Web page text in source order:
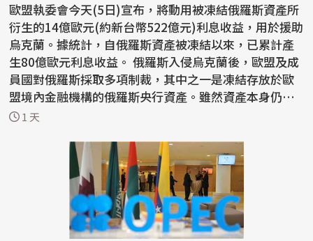
歐盟執委會今天(5日)宣布，將動用被凍結俄羅斯資產所
衍生的14億歐元(約新台幣522億元)利息收益，用於援助
烏克蘭。據統計，自俄羅斯資產被凍結以來，已累計產
生80億歐元利息收益。 俄羅斯入侵烏克蘭後，歐盟及成
員國對俄羅斯採取多項制裁，其中之一是凍結存放於歐
盟境內金融機構的俄羅斯央行資產。雖然資產本身仍
處...1 天